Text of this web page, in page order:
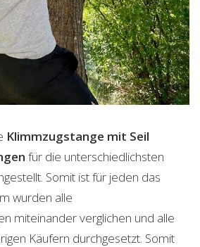
Klimmzugstange mit Seil
für die unterschiedlichsten
Somit ist für jeden das
wurden alle
miteinander verglichen und alle
Käufern durchgesetzt. Somit